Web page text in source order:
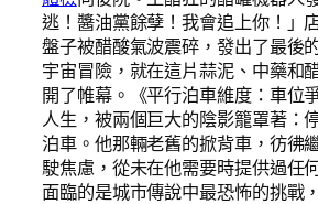
逃！醬油黨餘孽！我會追上你！」
盤子被醋酸氣波震碎，發出了最後
宇宙冒險，就在這片蒜泥、中藥和
開了帷幕。《平行泊車維度：車位
人生，被兩個巨大的陰影籠罩著：
泊車。他那輛老舊的掀背車，彷彿
駛焦慮，從未在他需要時提供過任
面臨的是城市傳說中最恐怖的挑戰